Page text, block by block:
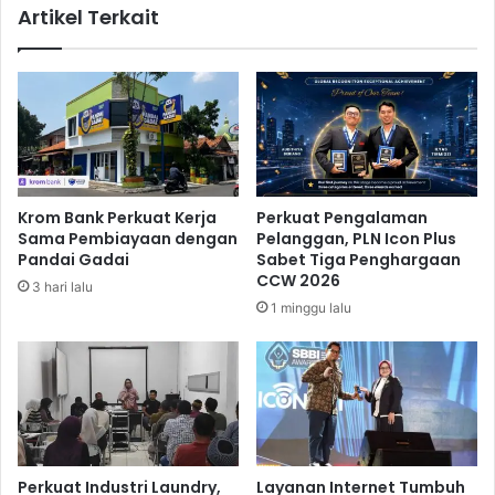
p
9
T
d
a
r
i
R
g
t
s
u
e
h
s
s
u
e
B
R
Artikel Terkait
Krom Bank Perkuat Kerja
Sama Pembiayaan dengan
Pandai Gadai
3 hari lalu
Perkuat Pengalaman
Pelanggan, PLN Icon Plus
Sabet Tiga Penghargaan
CCW 2026
1 minggu lalu
Perkuat Industri Laundry, Layanan Internet Tumbuh